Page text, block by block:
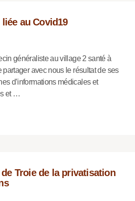
au Covid19
généraliste au village 2 santé à
partager avec nous le résultat de ses
d’informations médicales et
et …
Troie de la privatisation